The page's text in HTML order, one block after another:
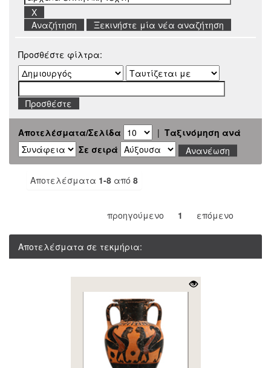
Ξεκινήστε μία νέα αναζήτηση
Προσθέστε φίλτρα:
Αποτελέσματα/Σελίδα | Ταξινόμηση ανά
Σε σειρά
Αποτελέσματα 1-8 από 8
προηγούμενο 1 επόμενο
Αποτελέσματα σε τεκμήρια: